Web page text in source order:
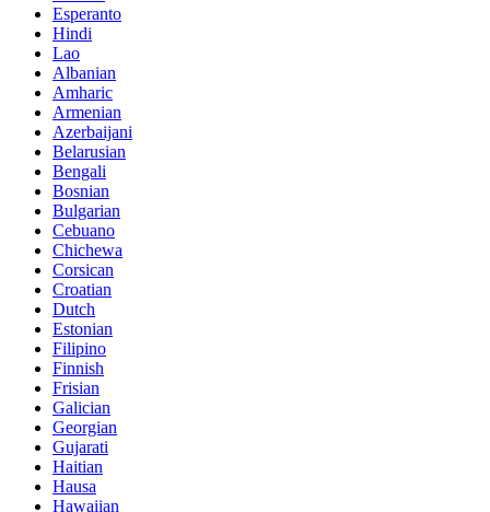
Esperanto
Hindi
Lao
Albanian
Amharic
Armenian
Azerbaijani
Belarusian
Bengali
Bosnian
Bulgarian
Cebuano
Chichewa
Corsican
Croatian
Dutch
Estonian
Filipino
Finnish
Frisian
Galician
Georgian
Gujarati
Haitian
Hausa
Hawaiian